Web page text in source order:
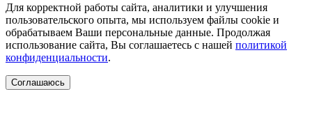
Для корректной работы сайта, аналитики и улучшения
пользовательского опыта, мы используем файлы cookie и
обрабатываем Ваши персональные данные. Продолжая
использование сайта, Вы соглашаетесь с нашей политикой
конфиденциальности.
Соглашаюсь